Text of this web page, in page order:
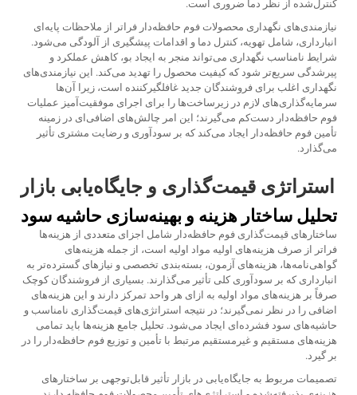
کنترل‌شده از نظر دما ضروری است.
نیازمندی‌های نگهداری محصولات فوم حافظه‌دار فراتر از ملاحظات پایه‌ای
انبارداری، شامل تهویه، کنترل دما و اقدامات پیشگیری از آلودگی می‌شود.
شرایط نامناسب نگهداری می‌تواند منجر به ایجاد بو، کاهش عملکرد و
پیرشدگی سریع‌تر شود که کیفیت محصول را تهدید می‌کند. این نیازمندی‌های
نگهداری اغلب برای فروشندگان جدید غافلگیرکننده است، زیرا آن‌ها
سرمایه‌گذاری‌های لازم در زیرساخت‌ها را برای اجرای موفقیت‌آمیز عملیات
فوم حافظه‌دار دست‌کم می‌گیرند؛ این امر چالش‌های اضافی‌ای در زمینه
تأمین فوم حافظه‌دار ایجاد می‌کند که بر سودآوری و رضایت مشتری تأثیر
می‌گذارد.
استراتژی قیمت‌گذاری و جایگاه‌یابی بازار
تحلیل ساختار هزینه و بهینه‌سازی حاشیه سود
ساختارهای قیمت‌گذاری فوم حافظه‌دار شامل اجزای متعددی از هزینه‌ها
فراتر از صرف هزینه‌های اولیه مواد اولیه است، از جمله هزینه‌های
گواهی‌نامه‌ها، هزینه‌های آزمون، بسته‌بندی تخصصی و نیازهای گسترده‌تر به
انبارداری که بر سودآوری کلی تأثیر می‌گذارند. بسیاری از فروشندگان کوچک
صرفاً بر هزینه‌های مواد اولیه به ازای هر واحد تمرکز دارند و این هزینه‌های
اضافی را در نظر نمی‌گیرند؛ در نتیجه استراتژی‌های قیمت‌گذاری نامناسب و
حاشیه‌های سود فشرده‌ای ایجاد می‌شود. تحلیل جامع هزینه‌ها باید تمامی
هزینه‌های مستقیم و غیرمستقیم مرتبط با تأمین و توزیع فوم حافظه‌دار را در
بر گیرد.
تصمیمات مربوط به جایگاه‌یابی در بازار تأثیر قابل‌توجهی بر ساختارهای